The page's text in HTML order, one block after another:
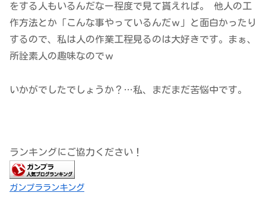
をする人もいるんだなー程度で見て貰えれば。 他人の工
作方法とか「こんな事やっているんだｗ」と面白かったり
するので、私は人の作業工程見るのは大好きです。まぁ、
所詮素人の趣味なのでｗ
いかがでしたでしょうか？…私、まだまだ苦悩中です。
ランキングにご協力ください！
ガンプラランキング